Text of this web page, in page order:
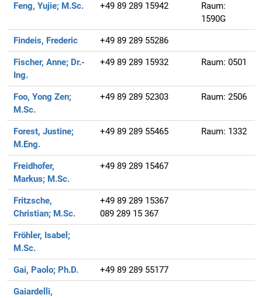
Feng, Yujie; M.Sc. +49 89 289 15942
Raum:
1590G
Findeis, Frederic +49 89 289 55286
Fischer, Anne; Dr.-
Ing.
+49 89 289 15932 Raum: 0501
Foo, Yong Zen;
M.Sc.
+49 89 289 52303 Raum: 2506
Forest, Justine;
M.Eng.
+49 89 289 55465 Raum: 1332
Freidhofer,
Markus; M.Sc.
+49 89 289 15467
Fritzsche,
Christian; M.Sc.
+49 89 289 15367
089 289 15 367
Fröhler, Isabel;
M.Sc.
Gai, Paolo; Ph.D. +49 89 289 55177
Gaiardelli,